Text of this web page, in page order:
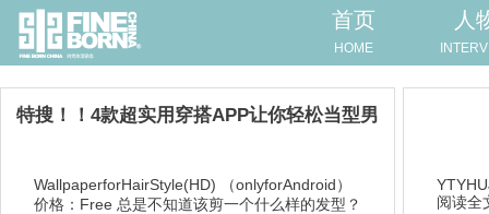
首页
HOME
人
特搜！！4款超实用穿搭APP让你轻松当型男
WallpaperforHairStyle(HD) （onlyforAndroid）
价格：Free 总是不知道该剪一个什么样的发型？
阅读全